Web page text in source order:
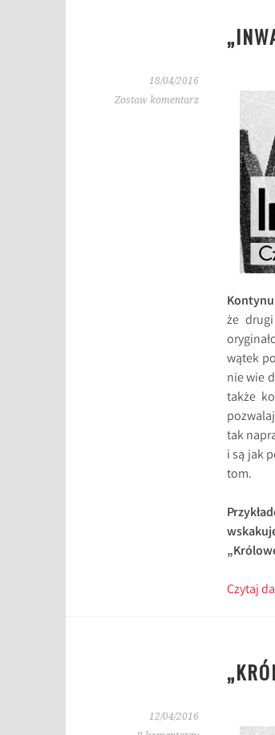
18/04/2016
Zostaw komentarz
że
wątek
nie wie
także
tak
i są jak
tom.
Czytaj
12/04/2016